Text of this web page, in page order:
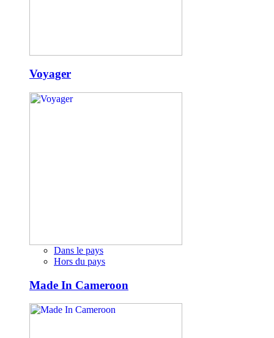
Voyager
Dans le pays
Hors du pays
Made In Cameroon